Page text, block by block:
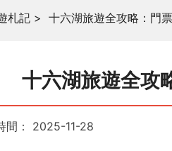
札記 > 十六湖旅遊全攻略：門
十六湖旅遊全攻
間： 2025-11-28